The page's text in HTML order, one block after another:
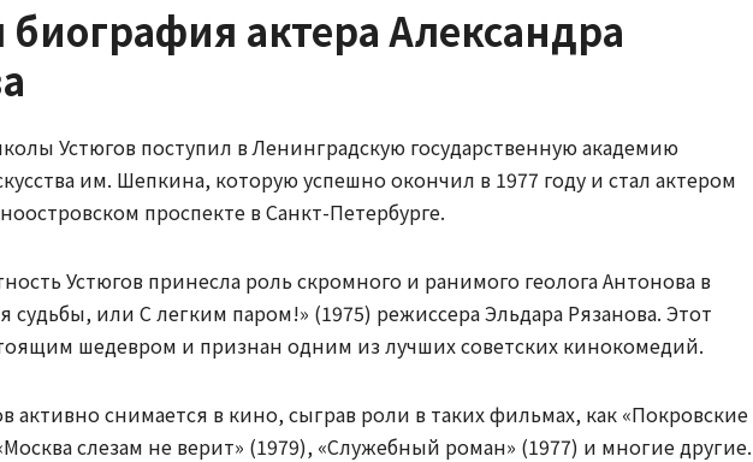
биография актера Александра
Устюгов поступил в Ленинградскую государственную академию
им. Шепкина, которую успешно окончил в 1977 году и стал актером
проспекте в Санкт-Петербурге.
Устюгов принесла роль скромного и ранимого геолога Антонова в
или С легким паром!» (1975) режиссера Эльдара Рязанова. Этот
шедевром и признан одним из лучших советских кинокомедий.
активно снимается в кино, сыграв роли в таких фильмах, как «Покровские
слезам не верит» (1979), «Служебный роман» (1977) и многие другие.